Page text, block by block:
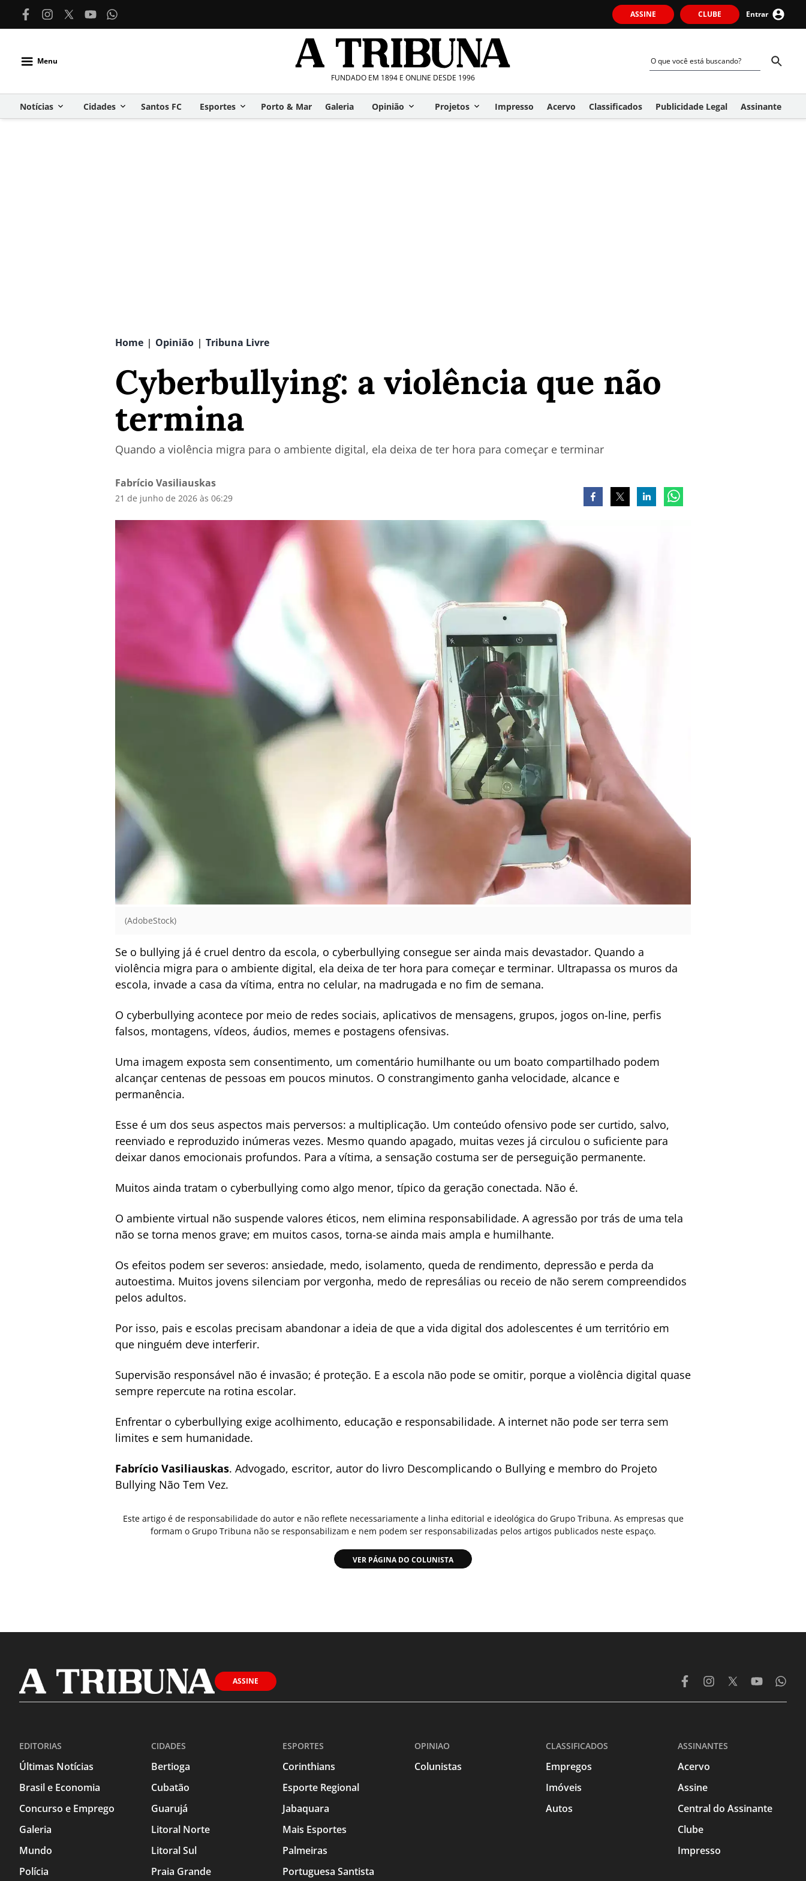
ASSINE CLUBE Entrar
Menu
FUNDADO EM 1894 E ONLINE DESDE 1996
Notícias Cidades Santos FC Esportes Porto & Mar Galeria Opinião Projetos Impresso Acervo Classificados Publicidade Legal Assinante
Home | Opinião | Tribuna Livre
Cyberbullying: a violência que não
termina
Quando a violência migra para o ambiente digital, ela deixa de ter hora para começar e terminar
Fabrício Vasiliauskas
21 de junho de 2026 às 06:29
(AdobeStock)
Se o bullying já é cruel dentro da escola, o cyberbullying consegue ser ainda mais devastador. Quando a
violência migra para o ambiente digital, ela deixa de ter hora para começar e terminar. Ultrapassa os muros da
escola, invade a casa da vítima, entra no celular, na madrugada e no fim de semana.
O cyberbullying acontece por meio de redes sociais, aplicativos de mensagens, grupos, jogos on-line, perfis
falsos, montagens, vídeos, áudios, memes e postagens ofensivas.
Uma imagem exposta sem consentimento, um comentário humilhante ou um boato compartilhado podem
alcançar centenas de pessoas em poucos minutos. O constrangimento ganha velocidade, alcance e
permanência.
Esse é um dos seus aspectos mais perversos: a multiplicação. Um conteúdo ofensivo pode ser curtido, salvo,
reenviado e reproduzido inúmeras vezes. Mesmo quando apagado, muitas vezes já circulou o suficiente para
deixar danos emocionais profundos. Para a vítima, a sensação costuma ser de perseguição permanente.
Muitos ainda tratam o cyberbullying como algo menor, típico da geração conectada. Não é.
O ambiente virtual não suspende valores éticos, nem elimina responsabilidade. A agressão por trás de uma tela
não se torna menos grave; em muitos casos, torna-se ainda mais ampla e humilhante.
Os efeitos podem ser severos: ansiedade, medo, isolamento, queda de rendimento, depressão e perda da
autoestima. Muitos jovens silenciam por vergonha, medo de represálias ou receio de não serem compreendidos
pelos adultos.
Por isso, pais e escolas precisam abandonar a ideia de que a vida digital dos adolescentes é um território em
que ninguém deve interferir.
Supervisão responsável não é invasão; é proteção. E a escola não pode se omitir, porque a violência digital quase
sempre repercute na rotina escolar.
Enfrentar o cyberbullying exige acolhimento, educação e responsabilidade. A internet não pode ser terra sem
limites e sem humanidade.
Fabrício Vasiliauskas. Advogado, escritor, autor do livro Descomplicando o Bullying e membro do Projeto
Bullying Não Tem Vez.
Este artigo é de responsabilidade do autor e não reflete necessariamente a linha editorial e ideológica do Grupo Tribuna. As empresas que
formam o Grupo Tribuna não se responsabilizam e nem podem ser responsabilizadas pelos artigos publicados neste espaço.
VER PÁGINA DO COLUNISTA
ASSINE
EDITORIAS
Últimas Notícias
Brasil e Economia
Concurso e Emprego
Galeria
Mundo
Polícia
CIDADES
Bertioga
Cubatão
Guarujá
Litoral Norte
Litoral Sul
Praia Grande
ESPORTES
Corinthians
Esporte Regional
Jabaquara
Mais Esportes
Palmeiras
Portuguesa Santista
OPINIAO
Colunistas
CLASSIFICADOS
Empregos
Imóveis
Autos
ASSINANTES
Acervo
Assine
Central do Assinante
Clube
Impresso